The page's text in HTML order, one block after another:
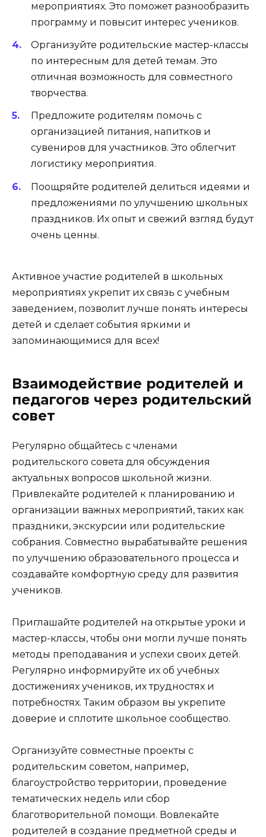
мероприятиях. Это поможет разнообразить
программу и повысит интерес учеников.
Организуйте родительские мастер-классы
по интересным для детей темам. Это
отличная возможность для совместного
творчества.
Предложите родителям помочь с
организацией питания, напитков и
сувениров для участников. Это облегчит
логистику мероприятия.
Поощряйте родителей делиться идеями и
предложениями по улучшению школьных
праздников. Их опыт и свежий взгляд будут
очень ценны.
Активное участие родителей в школьных
мероприятиях укрепит их связь с учебным
заведением, позволит лучше понять интересы
детей и сделает события яркими и
запоминающимися для всех!
Взаимодействие родителей и
педагогов через родительский
совет
Регулярно общайтесь с членами
родительского совета для обсуждения
актуальных вопросов школьной жизни.
Привлекайте родителей к планированию и
организации важных мероприятий, таких как
праздники, экскурсии или родительские
собрания. Совместно вырабатывайте решения
по улучшению образовательного процесса и
создавайте комфортную среду для развития
учеников.
Приглашайте родителей на открытые уроки и
мастер-классы, чтобы они могли лучше понять
методы преподавания и успехи своих детей.
Регулярно информируйте их об учебных
достижениях учеников, их трудностях и
потребностях. Таким образом вы укрепите
доверие и сплотите школьное сообщество.
Организуйте совместные проекты с
родительским советом, например,
благоустройство территории, проведение
тематических недель или сбор
благотворительной помощи. Вовлекайте
родителей в создание предметной среды и